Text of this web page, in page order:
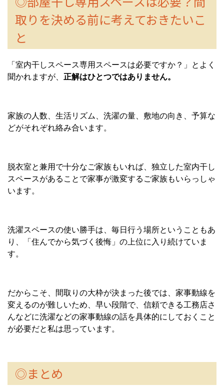
取りを決める前に考えておきたいこ
と
「室内干しスペース専用スペースは必要ですか？」とよく
聞かれますが、 正解はひとつではありません。
家族の人数、生活リズム、洗濯の量、敷地の向き、予算な
どがそれぞれ絡み合います。
脱衣室と兼用で十分なご家族もいれば、独立した室内干し
スペースがあることで家事が激変するご家族もいらっしゃ
います。
洗濯スペースの使い勝手は、毎日行う場所ということもあ
り、「住んでから気づく後悔」の上位に入り続けていま
す。
だからこそ、間取りの大枠が決まった後では、家事動線を
変えるのが難しいため、早い段階で、信頼できる工務店さ
んなどに洗濯などの家事動線の話を具体的にしておくこと
が必要だと私は思っています。
◎まとめ